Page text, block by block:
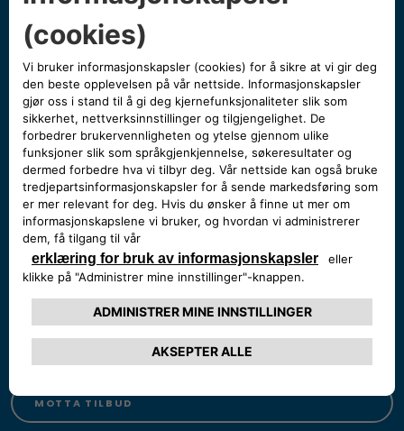
Bestill service
Her kan du enkelt bestille verkstedstime til bilen
din online.
BESTILL
Finn forhandler
Finn din nærmeste Fiat forhandler.
FINN FORHANDLER
Motta tilbud
Motta ett uforpliktende tilbud fra din Fiat forhandler.
MOTTA TILBUD